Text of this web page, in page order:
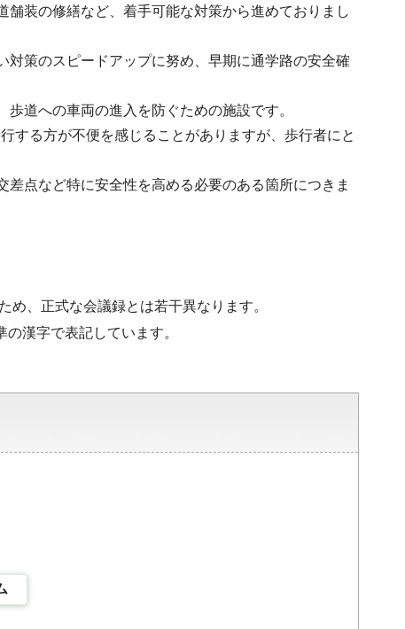
装の修繕など、着手可能な対策から進めておりまし
策のスピードアップに努め、早期に通学路の安全確
道への車両の進入を防ぐための施設です。
する方が不便を感じることがありますが、歩行者にと
点など特に安全性を高める必要のある箇所につきま
め、正式な会議録とは若干異なります。
漢字で表記しています。